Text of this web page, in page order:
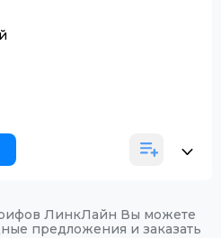
ЛинкЛайн Вы можете
предложения и заказать